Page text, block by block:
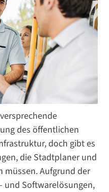
des öffentlichen
doch gibt es
die Stadtplaner und
müssen. Aufgrund der
und Softwarelösungen,